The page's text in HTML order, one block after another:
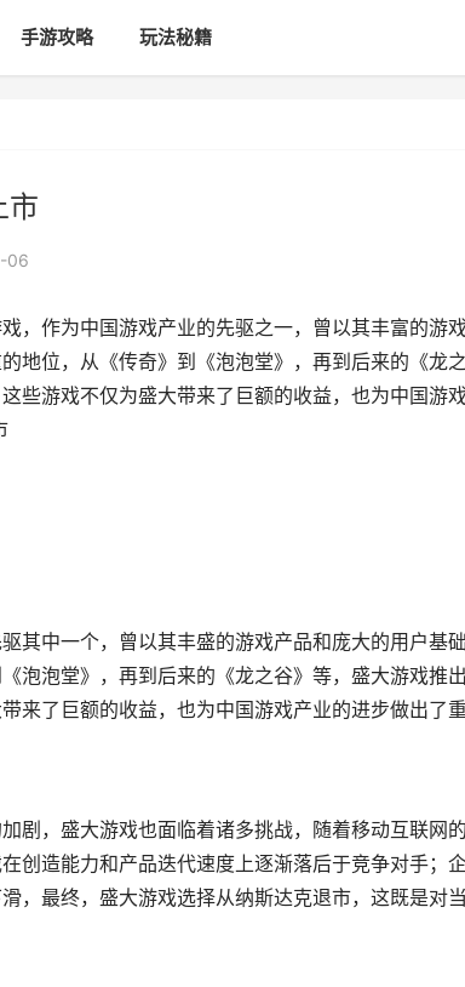
手游攻略 玩法秘籍
市
06
，作为中国游戏产业的先驱之一，曾以其丰富的游
地位，从《传奇》到《泡泡堂》，再到后来的《龙
些游戏不仅为盛大带来了巨额的收益，也为中国游
其中一个，曾以其丰盛的游戏产品和庞大的用户基
泡泡堂》，再到后来的《龙之谷》等，盛大游戏推
来了巨额的收益，也为中国游戏产业的进步做出了重
剧，盛大游戏也面临着诸多挑战，随着移动互联网
创造能力和产品迭代速度上逐渐落后于竞争对手；
，最终，盛大游戏选择从纳斯达克退市，这既是对